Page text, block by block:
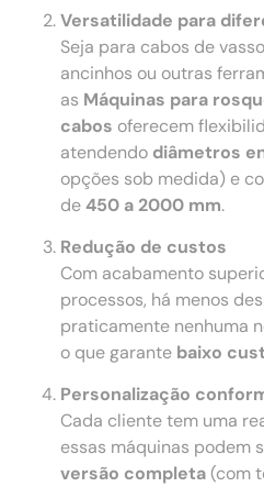
Versatilidade para
Seja para cabos de
ancinhos ou outras
as Máquinas para
cabos oferecem
atendendo diâmetros
opções sob medida) e
de450 a 2000 mm.
Redução de custos
Com acabamento
processos, há menos
praticamente nenhuma
o que garante baixo
Personalização
Cada cliente tem uma
essas máquinas podem
versão completa (com